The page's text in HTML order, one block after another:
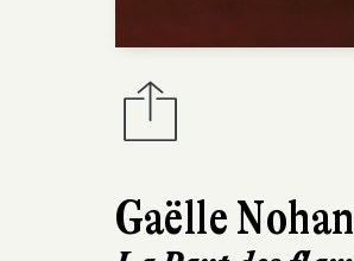
Gaëlle